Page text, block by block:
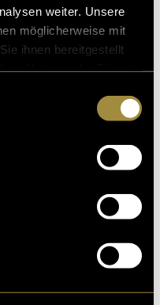
weiter. Unsere
möglicherweise mit
ihnen bereitgestellt